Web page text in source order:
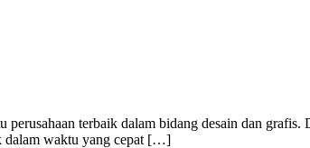
terbaik dalam bidang desain dan
dalam waktu yang cepat […]